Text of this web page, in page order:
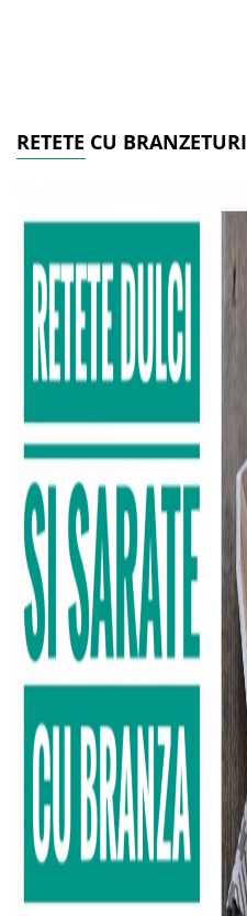
RETETE CU BRANZETURI